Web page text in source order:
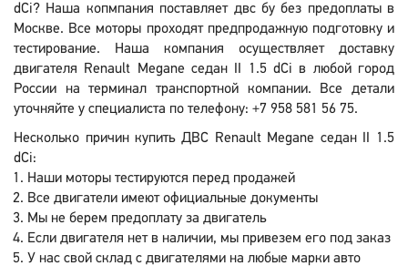
dCi? Наша копмпания поставляет двс бу без предоплаты в
Москве. Все моторы проходят предпродажную подготовку и
тестирование. Наша компания осуществляет доставку
двигателя Renault Megane седан II 1.5 dCi в любой город
России на терминал транспортной компании. Все детали
уточняйте у специалиста по телефону: +7 958 581 56 75.
Несколько причин купить ДВС Renault Megane седан II 1.5
dCi:
Наши моторы тестируются перед продажей
Все двигатели имеют официальные документы
Мы не берем предоплату за двигатель
Если двигателя нет в наличии, мы привезем его под заказ
У нас свой склад с двигателями на любые марки авто